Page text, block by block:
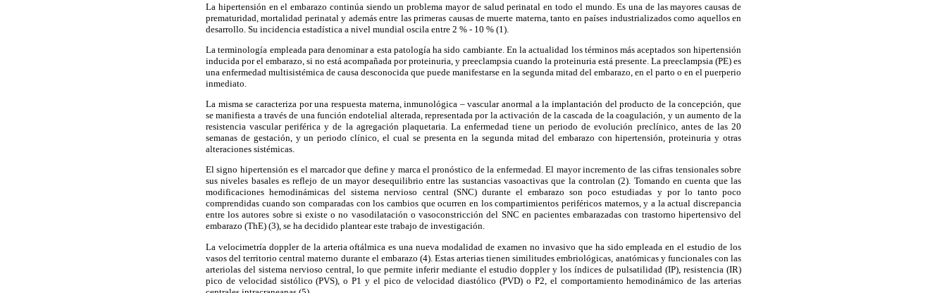
La hipertensión en el embarazo continúa siendo un problema mayor de salud perinatal en todo el mundo. Es una de las mayores causas de
prematuridad, mortalidad perinatal y además entre las primeras causas de muerte materna, tanto en países industrializados como aquellos en
desarrollo. Su incidencia estadística a nivel mundial oscila entre 2 % - 10 % (1).
La terminología empleada para denominar a esta patología ha sido cambiante. En la actualidad los términos más aceptados son hipertensión
inducida por el embarazo, si no está acompañada por proteinuria, y preeclampsia cuando la proteinuria está presente. La preeclampsia (PE) es
una enfermedad multisistémica de causa desconocida que puede manifestarse en la segunda mitad del embarazo, en el parto o en el puerperio
inmediato.
La misma se caracteriza por una respuesta materna, inmunológica – vascular anormal a la implantación del producto de la concepción, que
se manifiesta a través de una función endotelial alterada, representada por la activación de la cascada de la coagulación, y un aumento de la
resistencia vascular periférica y de la agregación plaquetaria. La enfermedad tiene un periodo de evolución preclínico, antes de las 20
semanas de gestación, y un periodo clínico, el cual se presenta en la segunda mitad del embarazo con hipertensión, proteinuria y otras
alteraciones sistémicas.
El signo hipertensión es el marcador que define y marca el pronóstico de la enfermedad. El mayor incremento de las cifras tensionales sobre
sus niveles basales es reflejo de un mayor desequilibrio entre las sustancias vasoactivas que la controlan (2). Tomando en cuenta que las
modificaciones hemodinámicas del sistema nervioso central (SNC) durante el embarazo son poco estudiadas y por lo tanto poco
comprendidas cuando son comparadas con los cambios que ocurren en los compartimientos periféricos maternos, y a la actual discrepancia
entre los autores sobre si existe o no vasodilatación o vasoconstricción del SNC en pacientes embarazadas con trastorno hipertensivo del
embarazo (ThE) (3), se ha decidido plantear este trabajo de investigación.
La velocimetría doppler de la arteria oftálmica es una nueva modalidad de examen no invasivo que ha sido empleada en el estudio de los
vasos del territorio central materno durante el embarazo (4). Estas arterias tienen similitudes embriológicas, anatómicas y funcionales con las
arteriolas del sistema nervioso central, lo que permite inferir mediante el estudio doppler y los índices de pulsatilidad (IP), resistencia (IR)
pico de velocidad sistólico (PVS), o P1 y el pico de velocidad diastólico (PVD) o P2, el comportamiento hemodinámico de las arterias